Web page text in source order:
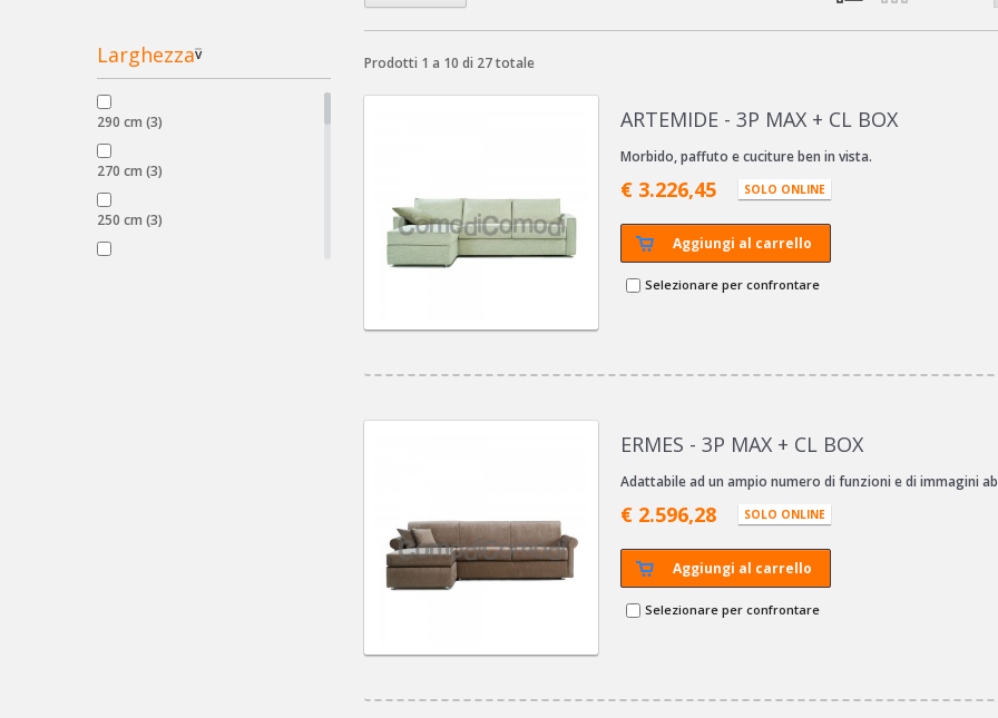
Prodotti 1 a 10 di 27 totale
ARTEMIDE - 3P MAX + CL BOX
Morbido, paffuto e cuciture ben in vista.
€ 3.226,45 SOLO ONLINE
Aggiungi al carrello
Selezionare per confrontare
ERMES - 3P MAX + CL BOX
Adattabile ad un ampio numero di funzioni e di immagini
€ 2.596,28 SOLO ONLINE
Aggiungi al carrello
Selezionare per confrontare
Larghezzav
290 cm (3)
270 cm (3)
250 cm (3)